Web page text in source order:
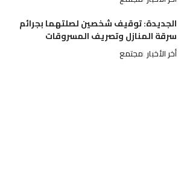
الجديدة: توقيف شخصين لصلتهما بجرائم
سرقة المنازل وتصريف المسروقات
أخر الأخبار مجتمع